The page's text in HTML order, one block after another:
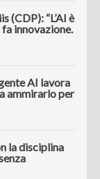
(CDP): “L’AI è
innovazione.
AI lavora
ammirarlo per
la disciplina